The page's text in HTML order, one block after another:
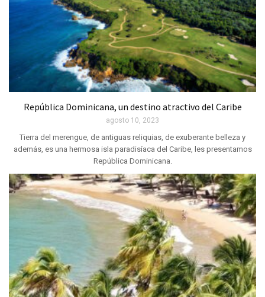
República Dominicana, un destino atractivo del Caribe
agosto 10, 2023
Tierra del merengue, de antiguas reliquias, de exuberante belleza y
además, es una hermosa isla paradisíaca del Caribe, les presentamos
República Dominicana.